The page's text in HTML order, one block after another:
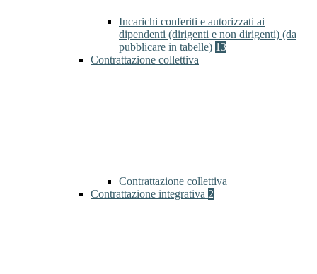
Incarichi conferiti e autorizzati ai
dipendenti (dirigenti e non dirigenti) (da
pubblicare in tabelle) 13
Contrattazione collettiva
Contrattazione collettiva
Contrattazione integrativa 2